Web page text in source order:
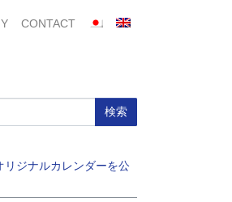
CONTACT
リジナルカレンダーを公